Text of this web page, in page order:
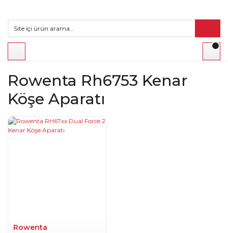
Rowenta Rh6753 Kenar
Köşe Aparatı
Rowenta